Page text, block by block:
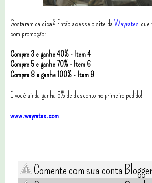
Gostaram da dica? Então acesse o site daWayrates que
com promoção:
Compre 3 e ganhe 40% - Item 4
Compre 5 e ganhe 70% - Item 6
Compre 8 e ganhe 100% - Item 9
E você ainda ganha 5% de desconto no primeiro pedido!
www.wayrates.com
Comente com sua conta